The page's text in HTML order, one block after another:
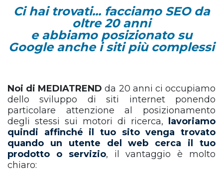
Ci hai trovati... facciamo SEO da
oltre 20 anni
e abbiamo posizionato su
Google anche i siti più complessi
Noi di MEDIATRENDda 20 anni ci occupiamo
dello sviluppo di siti internet ponendo
particolare attenzione al posizionamento
degli stessi sui motori di ricerca,
lavoriamo
quindi affinché il tuo sito venga trovato
quando un utente del web cerca il tuo
prodotto o servizio, il vantaggio è molto
chiaro: